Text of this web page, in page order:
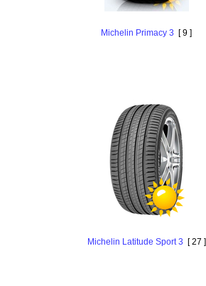
Michelin Primacy 3 [ 9 ]
Michelin Latitude Sport 3 [ 27 ]